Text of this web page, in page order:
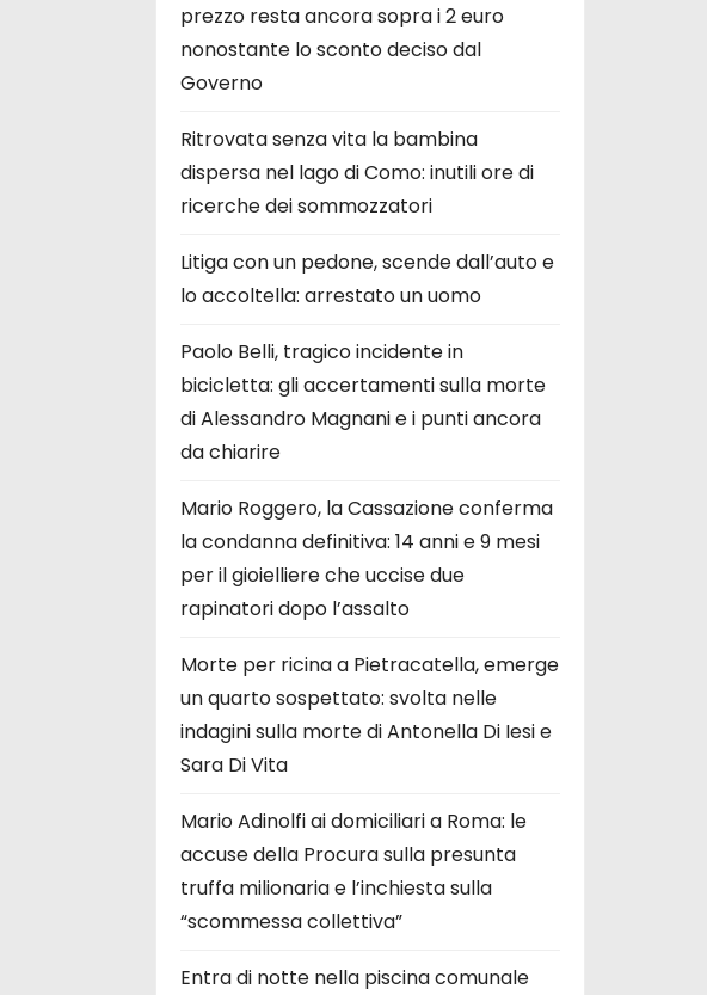
prezzo resta ancora sopra i 2 euro
nonostante lo sconto deciso dal
Governo
Ritrovata senza vita la bambina
dispersa nel lago di Como: inutili ore di
ricerche dei sommozzatori
Litiga con un pedone, scende dall’auto e
lo accoltella: arrestato un uomo
Paolo Belli, tragico incidente in
bicicletta: gli accertamenti sulla morte
di Alessandro Magnani e i punti ancora
da chiarire
Mario Roggero, la Cassazione conferma
la condanna definitiva: 14 anni e 9 mesi
per il gioielliere che uccise due
rapinatori dopo l’assalto
Morte per ricina a Pietracatella, emerge
un quarto sospettato: svolta nelle
indagini sulla morte di Antonella Di Iesi e
Sara Di Vita
Mario Adinolfi ai domiciliari a Roma: le
accuse della Procura sulla presunta
truffa milionaria e l’inchiesta sulla
“scommessa collettiva”
Entra di notte nella piscina comunale